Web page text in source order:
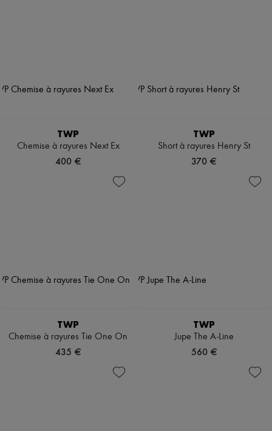
TWP
Chemise à rayures Next Ex
400 €
TWP
Short à rayures Henry St
370 €
TWP
Chemise à rayures Tie One On
435 €
TWP
Jupe The A-Line
560 €